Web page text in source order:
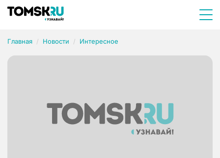
Главная Новости Интересное